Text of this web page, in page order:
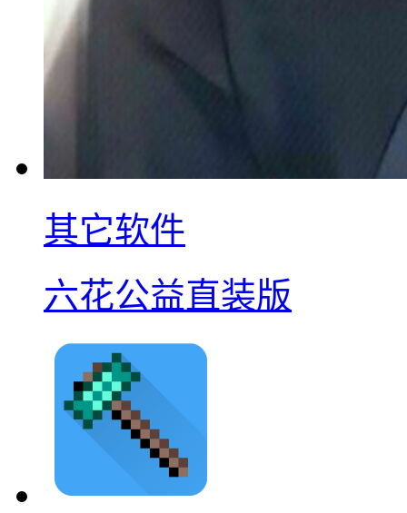
其它软件
六花公益直装版